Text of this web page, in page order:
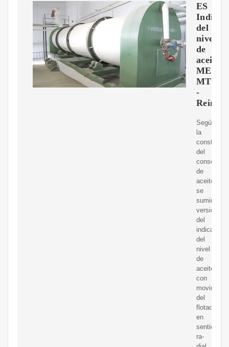
ES
del
nivel
de
aceite
MTO
-
Según
la
del
de
aceite
se
versiones
del
indicador
del
nivel
de
aceite
con
del
flotador
en
sentido
ra-